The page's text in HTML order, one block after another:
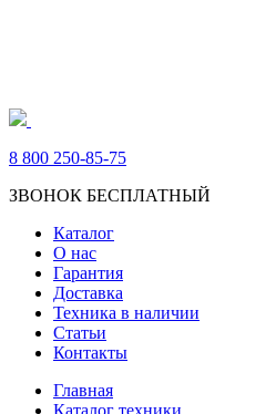
8 800 250-85-75
ЗВОНОК БЕСПЛАТНЫЙ
Каталог
О нас
Гарантия
Доставка
Техника в наличии
Статьи
Контакты
Главная
Каталог техники